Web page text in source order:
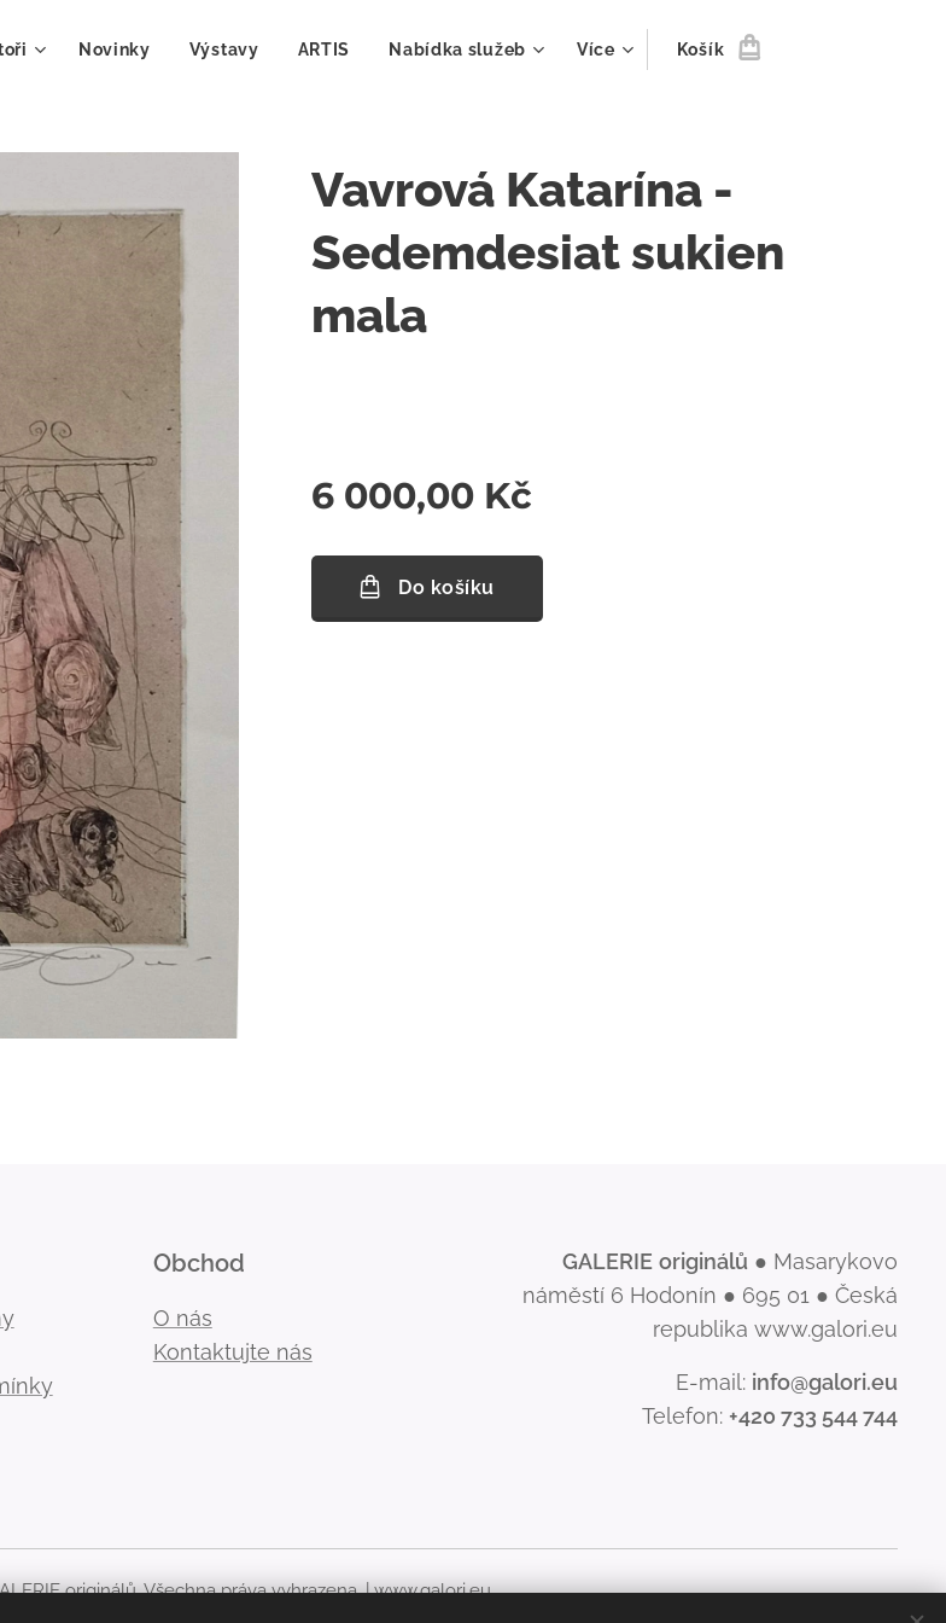
Novinky Výstavy ARTIS Nabídka služeb Více Košík
Vavrová Katarína -
Sedemdesiat sukien
mala
6 000,00 Kč
Do košíku
Obchod
O nás
Kontaktujte nás
GALERIE originálů ● Masarykovo
náměstí 6 Hodonín ● 695 01 ● Česká
republika www.galori.eu
E-mail: info@galori.eu
Telefon: +420 733 544 744
originálů. Všechna práva vyhrazena. |www.galori.eu